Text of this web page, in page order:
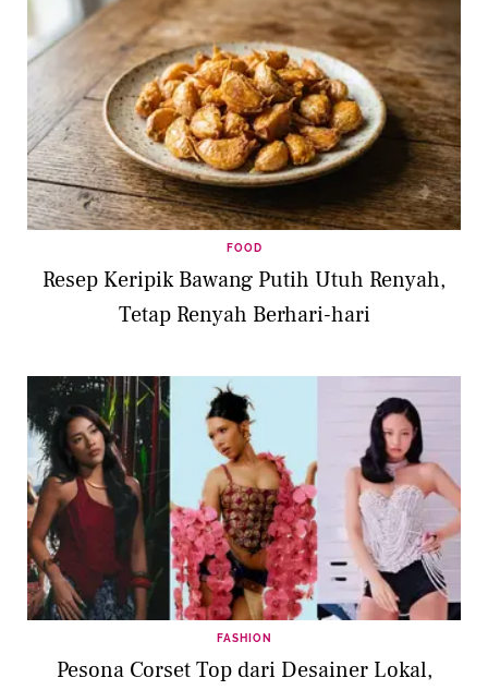
FOOD
Resep Keripik Bawang Putih Utuh Renyah,
Tetap Renyah Berhari-hari
FASHION
Pesona Corset Top dari Desainer Lokal,